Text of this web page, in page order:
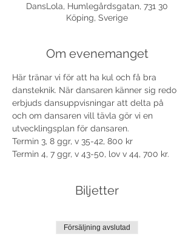
DansLola, Humlegårdsgatan, 731 30
Köping, Sverige
Om evenemanget
Här tränar vi för att ha kul och få bra
dansteknik. När dansaren känner sig redo
erbjuds dansuppvisningar att delta på
och om dansaren vill tävla gör vi en
utvecklingsplan för dansaren.
Termin 3, 8 ggr, v 35-42, 800 kr
Termin 4, 7 ggr, v 43-50, lov v 44, 700 kr.
Biljetter
Försäljning avslutad